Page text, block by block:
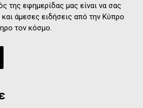
της εφημερίδας μας είναι να σας
άμεσες ειδήσεις από την Κύπρο
τον κόσμο.